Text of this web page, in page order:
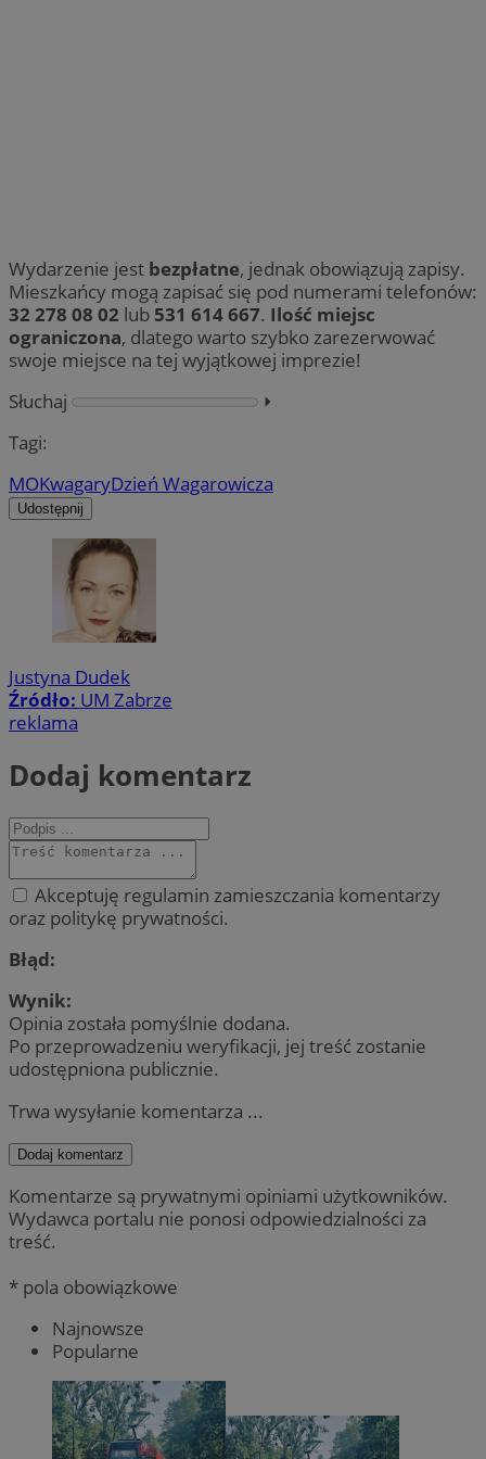
Wydarzenie jest bezpłatne, jednak obowiązują zapisy.
Mieszkańcy mogą zapisać się pod numerami telefonów:
32 278 08 02 lub 531 614 667. Ilość miejsc
ograniczona, dlatego warto szybko zarezerwować
swoje miejsce na tej wyjątkowej imprezie!
Słuchaj
⏵︎
Tagi:
MOKwagaryDzień Wagarowicza
Udostępnij
Justyna Dudek
Źródło: UM Zabrze
reklama
Dodaj komentarz
Akceptuję regulamin zamieszczania komentarzy
oraz politykę prywatności.
Błąd:
Wynik:
Opinia została pomyślnie dodana.
Po przeprowadzeniu weryfikacji, jej treść zostanie
udostępniona publicznie.
Trwa wysyłanie komentarza ...
Dodaj komentarz
Komentarze są prywatnymi opiniami użytkowników.
Wydawca portalu nie ponosi odpowiedzialności za
treść.
* pola obowiązkowe
Najnowsze
Popularne